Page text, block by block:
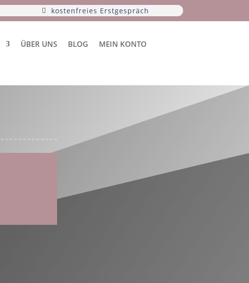
kostenfreies Erstgespräch
ÜBER UNS BLOG MEIN KONTO